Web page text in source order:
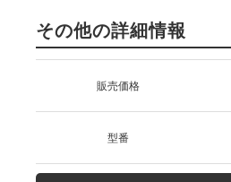
その他の詳細情報
販売価格
型番